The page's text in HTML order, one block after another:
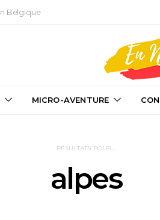
Belgique
MICRO-AVENTURE
RÉSULTATS POUR...
alpes